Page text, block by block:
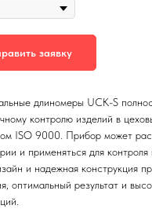
заявку
длиномеры UCK-S
контролю изделий в
ISO 9000. Прибор может
и применяться для
и надежная конструкция
оптимальный результат и